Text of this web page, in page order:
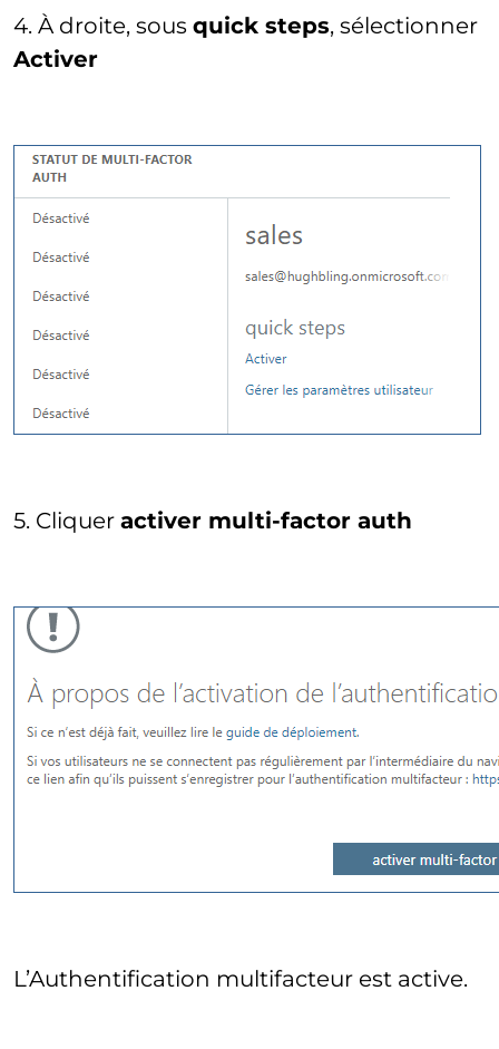
4. À droite, sous quick steps, sélectionner
Activer
5. Cliquer activer multi-factor auth
L’Authentification multifacteur est active.